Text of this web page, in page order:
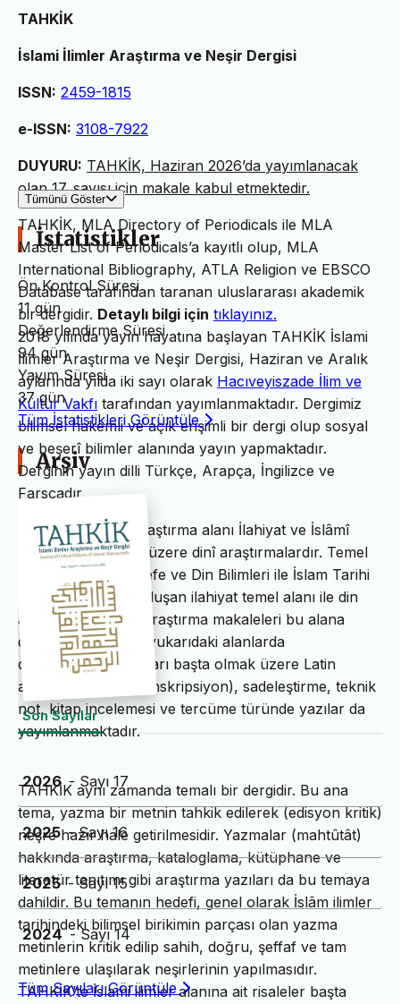
TAHKİK
İslami İlimler Araştırma ve Neşir Dergisi
ISSN: 2459-1815
e-ISSN: 3108-7922
DUYURU: TAHKİK, Haziran 2026’da yayımlanacak
olan 17. sayısı için makale kabul etmektedir.
TAHKİK, MLA Directory of Periodicals ile MLA
Master List of Periodicals’a kayıtlı olup, MLA
International Bibliography, ATLA Religion ve EBSCO
Database tarafından taranan uluslararası akademik
bir dergidir. Detaylı bilgi için tıklayınız.
2018 yılında yayın hayatına başlayan TAHKİK İslami
İlimler Araştırma ve Neşir Dergisi, Haziran ve Aralık
aylarında yılda iki sayı olarak Hacıveyiszade İlim ve
Kültür Vakfı tarafından yayımlanmaktadır. Dergimiz
bilimsel hakemli ve açık erişimli bir dergi olup sosyal
ve beşerî bilimler alanında yayın yapmaktadır.
Derginin yayın dilli Türkçe, Arapça, İngilizce ve
Farsçadır.
TAHKİK’in temel araştırma alanı İlahiyat ve İslâmî
ilimler başta olmak üzere dinî araştırmalardır. Temel
İslam Bilimleri, Felsefe ve Din Bilimleri ile İslam Tarihi
ve Sanatları’ndan oluşan ilahiyat temel alanı ile din
alanındaki bilimsel araştırma makaleleri bu alana
dâhildir. TAHKİK’te yukarıdaki alanlarda
değerlendirme yazıları başta olmak üzere Latin
alfabesine nakil (transkripsiyon), sadeleştirme, teknik
not, kitap incelemesi ve tercüme türünde yazılar da
yayımlanmaktadır.
TAHKİK aynı zamanda temalı bir dergidir. Bu ana
tema, yazma bir metnin tahkik edilerek (edisyon kritik)
neşre hazır hale getirilmesidir. Yazmalar (mahtûtât)
hakkında araştırma, kataloglama, kütüphane ve
literatür tanıtımı gibi araştırma yazıları da bu temaya
dahildir. Bu temanın hedefi, genel olarak İslâm ilimler
tarihindeki bilimsel birikimin parçası olan yazma
metinlerin kritik edilip sahih, doğru, şeffaf ve tam
metinlere ulaşılarak neşirlerinin yapılmasıdır.
TAHKİK’te İslami ilimler alanına ait risaleler başta
Tümünü Göster
İstatistikler
Ön Kontrol Süresi
11 gün
Değerlendirme Süresi
94 gün
Yayım Süresi
37 gün
Tüm İstatistikleri Görüntüle
Arşiv
Son Sayılar
2026 - Sayı 17
2025 - Sayı 16
2025 - Sayı 15
2024 - Sayı 14
Tüm Sayıları Görüntüle